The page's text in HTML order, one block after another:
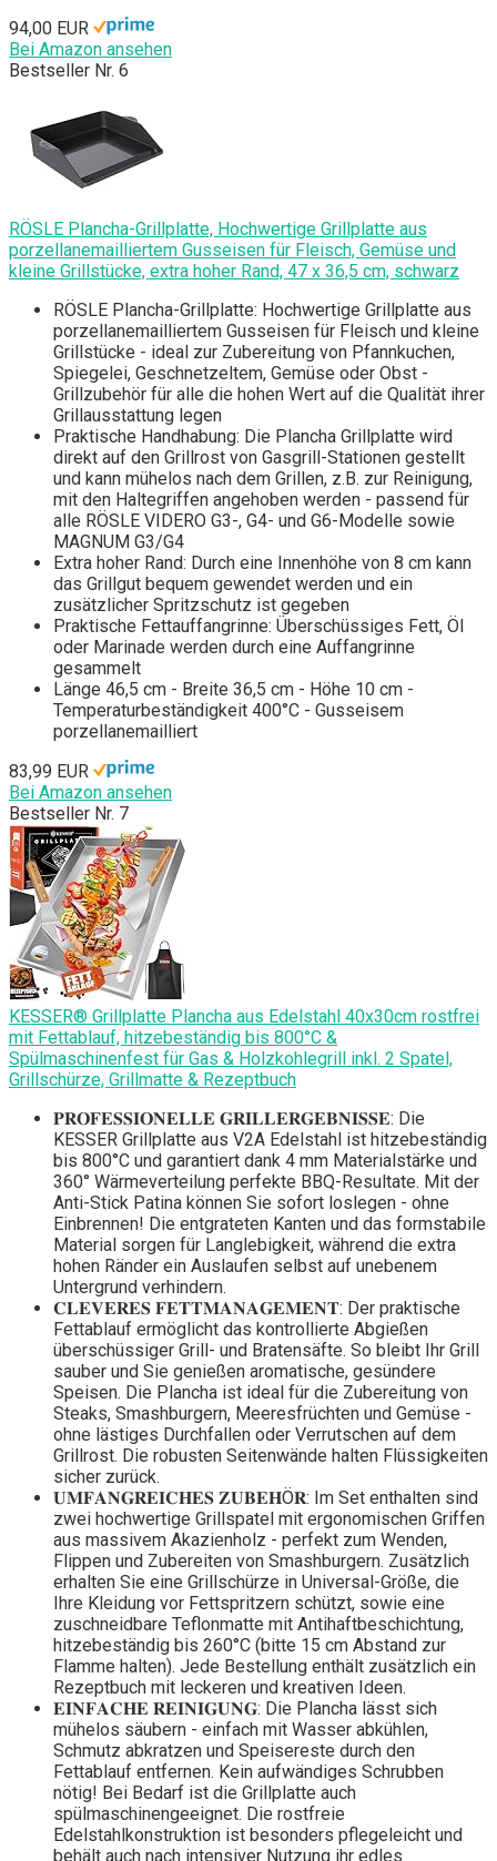
94,00 EUR
Bei Amazon ansehen
Bestseller Nr. 6
RÖSLE Plancha-Grillplatte, Hochwertige Grillplatte aus
porzellanemailliertem Gusseisen für Fleisch, Gemüse und
kleine Grillstücke, extra hoher Rand, 47 x 36,5 cm, schwarz
RÖSLE Plancha-Grillplatte: Hochwertige Grillplatte aus
porzellanemailliertem Gusseisen für Fleisch und kleine
Grillstücke - ideal zur Zubereitung von Pfannkuchen,
Spiegelei, Geschnetzeltem, Gemüse oder Obst -
Grillzubehör für alle die hohen Wert auf die Qualität ihrer
Grillausstattung legen
Praktische Handhabung: Die Plancha Grillplatte wird
direkt auf den Grillrost von Gasgrill-Stationen gestellt
und kann mühelos nach dem Grillen, z.B. zur Reinigung,
mit den Haltegriffen angehoben werden - passend für
alle RÖSLE VIDERO G3-, G4- und G6-Modelle sowie
MAGNUM G3/G4
Extra hoher Rand: Durch eine Innenhöhe von 8 cm kann
das Grillgut bequem gewendet werden und ein
zusätzlicher Spritzschutz ist gegeben
Praktische Fettauffangrinne: Überschüssiges Fett, Öl
oder Marinade werden durch eine Auffangrinne
gesammelt
Länge 46,5 cm - Breite 36,5 cm - Höhe 10 cm -
Temperaturbeständigkeit 400°C - Gusseisem
porzellanemailliert
83,99 EUR
Bei Amazon ansehen
Bestseller Nr. 7
KESSER® Grillplatte Plancha aus Edelstahl 40x30cm rostfrei
mit Fettablauf, hitzebeständig bis 800°C &
Spülmaschinenfest für Gas & Holzkohlegrill inkl. 2 Spatel,
Grillschürze, Grillmatte & Rezeptbuch
𝐏𝐑𝐎𝐅𝐄𝐒𝐒𝐈𝐎𝐍𝐄𝐋𝐋𝐄 𝐆𝐑𝐈𝐋𝐋𝐄𝐑𝐆𝐄𝐁𝐍𝐈𝐒𝐒𝐄: Die
KESSER Grillplatte aus V2A Edelstahl ist hitzebeständig
bis 800°C und garantiert dank 4 mm Materialstärke und
360° Wärmeverteilung perfekte BBQ-Resultate. Mit der
Anti-Stick Patina können Sie sofort loslegen - ohne
Einbrennen! Die entgrateten Kanten und das formstabile
Material sorgen für Langlebigkeit, während die extra
hohen Ränder ein Auslaufen selbst auf unebenem
Untergrund verhindern.
𝐂𝐋𝐄𝐕𝐄𝐑𝐄𝐒 𝐅𝐄𝐓𝐓𝐌𝐀𝐍𝐀𝐆𝐄𝐌𝐄𝐍𝐓: Der praktische
Fettablauf ermöglicht das kontrollierte Abgießen
überschüssiger Grill- und Bratensäfte. So bleibt Ihr Grill
sauber und Sie genießen aromatische, gesündere
Speisen. Die Plancha ist ideal für die Zubereitung von
Steaks, Smashburgern, Meeresfrüchten und Gemüse -
ohne lästiges Durchfallen oder Verrutschen auf dem
Grillrost. Die robusten Seitenwände halten Flüssigkeiten
sicher zurück.
𝐔𝐌𝐅𝐀𝐍𝐆𝐑𝐄𝐈𝐂𝐇𝐄𝐒 𝐙𝐔𝐁𝐄𝐇Ö𝐑: Im Set enthalten sind
zwei hochwertige Grillspatel mit ergonomischen Griffen
aus massivem Akazienholz - perfekt zum Wenden,
Flippen und Zubereiten von Smashburgern. Zusätzlich
erhalten Sie eine Grillschürze in Universal-Größe, die
Ihre Kleidung vor Fettspritzern schützt, sowie eine
zuschneidbare Teflonmatte mit Antihaftbeschichtung,
hitzebeständig bis 260°C (bitte 15 cm Abstand zur
Flamme halten). Jede Bestellung enthält zusätzlich ein
Rezeptbuch mit leckeren und kreativen Ideen.
𝐄𝐈𝐍𝐅𝐀𝐂𝐇𝐄 𝐑𝐄𝐈𝐍𝐈𝐆𝐔𝐍𝐆: Die Plancha lässt sich
mühelos säubern - einfach mit Wasser abkühlen,
Schmutz abkratzen und Speisereste durch den
Fettablauf entfernen. Kein aufwändiges Schrubben
nötig! Bei Bedarf ist die Grillplatte auch
spülmaschinengeeignet. Die rostfreie
Edelstahlkonstruktion ist besonders pflegeleicht und
behält auch nach intensiver Nutzung ihr edles